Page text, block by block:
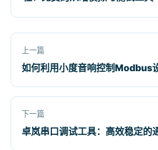
上一篇
如何利用小度音响控制Modbus
下一篇
卓岚串口调试工具：高效稳定的